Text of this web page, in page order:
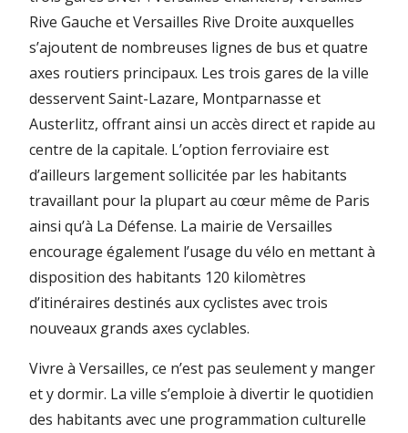
Rive Gauche et Versailles Rive Droite auxquelles
s’ajoutent de nombreuses lignes de bus et quatre
axes routiers principaux. Les trois gares de la ville
desservent Saint-Lazare, Montparnasse et
Austerlitz, offrant ainsi un accès direct et rapide au
centre de la capitale. L’option ferroviaire est
d’ailleurs largement sollicitée par les habitants
travaillant pour la plupart au cœur même de Paris
ainsi qu’à La Défense. La mairie de Versailles
encourage également l’usage du vélo en mettant à
disposition des habitants 120 kilomètres
d’itinéraires destinés aux cyclistes avec trois
nouveaux grands axes cyclables.
Vivre à Versailles, ce n’est pas seulement y manger
et y dormir. La ville s’emploie à divertir le quotidien
des habitants avec une programmation culturelle